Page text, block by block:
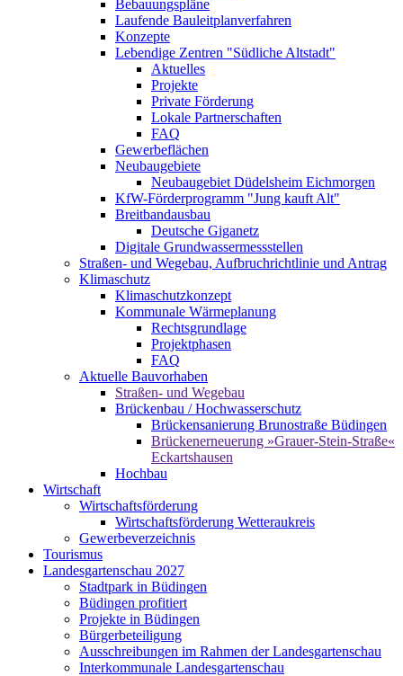
Bebauungspläne
Laufende Bauleitplanverfahren
Konzepte
Lebendige Zentren "Südliche Altstadt"
Aktuelles
Projekte
Private Förderung
Lokale Partnerschaften
FAQ
Gewerbeflächen
Neubaugebiete
Neubaugebiet Düdelsheim Eichmorgen
KfW-Förderprogramm "Jung kauft Alt"
Breitbandausbau
Deutsche Giganetz
Digitale Grundwassermessstellen
Straßen- und Wegebau, Aufbruchrichtlinie und Antrag
Klimaschutz
Klimaschutzkonzept
Kommunale Wärmeplanung
Rechtsgrundlage
Projektphasen
FAQ
Aktuelle Bauvorhaben
Straßen- und Wegebau
Brückenbau / Hochwasserschutz
Brückensanierung Brunostraße Büdingen
Brückenerneuerung »Grauer-Stein-Straße«
Eckartshausen
Hochbau
Wirtschaft
Wirtschaftsförderung
Wirtschaftsförderung Wetteraukreis
Gewerbeverzeichnis
Tourismus
Landesgartenschau 2027
Stadtpark in Büdingen
Büdingen profitiert
Projekte in Büdingen
Bürgerbeteiligung
Ausschreibungen im Rahmen der Landesgartenschau
Interkommunale Landesgartenschau